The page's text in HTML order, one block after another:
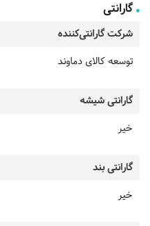
گارانتی
شرکت گارانتی‌کننده
توسعه کالای دماوند
گارانتی شیشه
خیر
گارانتی بند
خیر